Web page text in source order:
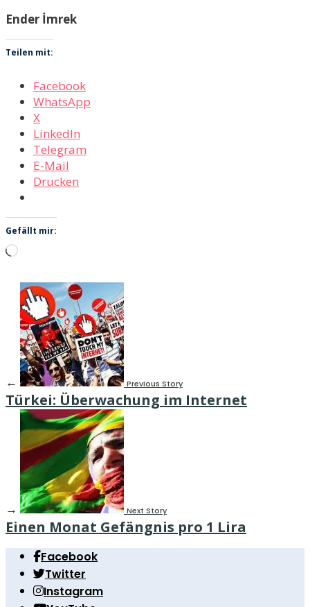
Ender İmrek
Teilen mit:
Facebook
WhatsApp
X
LinkedIn
Telegram
E-Mail
Drucken
Gefällt mir:
Wird
← Previous Story
Türkei: Überwachung im Internet
→ Next Story
Einen Monat Gefängnis pro 1 Lira
Facebook
Twitter
Instagram